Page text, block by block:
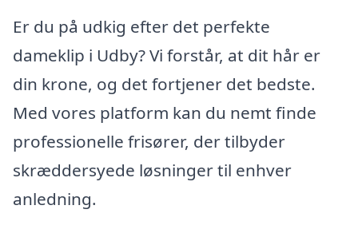
Er du på udkig efter det perfekte
dameklip i Udby? Vi forstår, at dit hår er
din krone, og det fortjener det bedste.
Med vores platform kan du nemt finde
professionelle frisører, der tilbyder
skræddersyede løsninger til enhver
anledning.